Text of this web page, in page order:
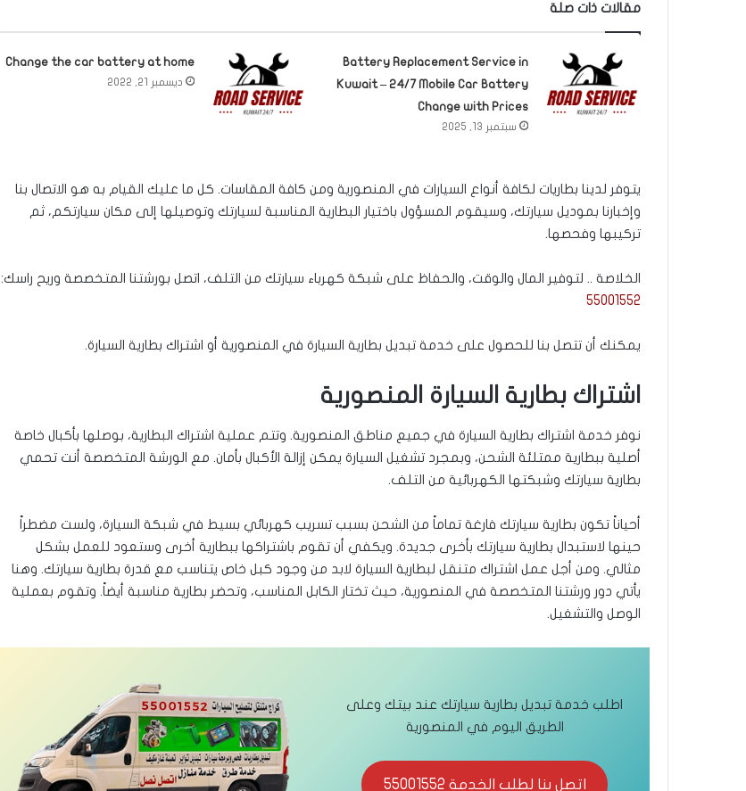
مقالات ذات صلة
Battery Replacement Service in
Kuwait – 24/7 Mobile Car Battery
Change with Prices
سبتمبر 13, 2025
Change the car battery at home
ديسمبر 21, 2022
يتوفر لدينا بطاريات لكافة أنواع السيارات في المنصورية ومن كافة المقاسات. كل ما عليك القيام به هو الاتصال بنا
وإخبارنا بموديل سيارتك، وسيقوم المسؤول باختيار البطارية المناسبة لسيارتك وتوصيلها إلى مكان سيارتكم، ثم
تركيبها وفحصها.
الخلاصة .. لتوفير المال والوقت، والحفاظ على شبكة كهرباء سيارتك من التلف، اتصل بورشتنا المتخصصة وريح راسك:
55001552
يمكنك أن تتصل بنا للحصول على خدمة تبديل بطارية السيارة في المنصورية أو اشتراك بطارية السيارة.
اشتراك بطارية السيارة المنصورية
نوفر خدمة اشتراك بطارية السيارة في جميع مناطق المنصورية. وتتم عملية اشتراك البطارية، بوصلها بأكبال خاصة
أصلية ببطارية ممتلئة الشحن، وبمجرد تشغيل السيارة يمكن إزالة الأكبال بأمان. مع الورشة المتخصصة أنت تحمي
بطارية سيارتك وشبكتها الكهربائية من التلف.
أحياناً تكون بطارية سيارتك فارغة تماماً من الشحن بسبب تسريب كهربائي بسيط في شبكة السيارة، ولست مضطراً
حينها لاستبدال بطارية سيارتك بأخرى جديدة. ويكفي أن تقوم باشتراكها ببطارية أخرى وستعود للعمل بشكل
مثالي. ومن أجل عمل اشتراك متنقل لبطارية السيارة لابد من وجود كبل خاص يتناسب مع قدرة بطارية سيارتك. وهنا
يأتي دور ورشتنا المتخصصة في المنصورية، حيث تختار الكابل المناسب، وتحضر بطارية مناسبة أيضاً. وتقوم بعملية
الوصل والتشغيل.
اطلب خدمة تبديل بطارية سيارتك عند بيتك وعلى
الطريق اليوم في المنصورية
اتصل بنا لطلب الخدمة 55001552